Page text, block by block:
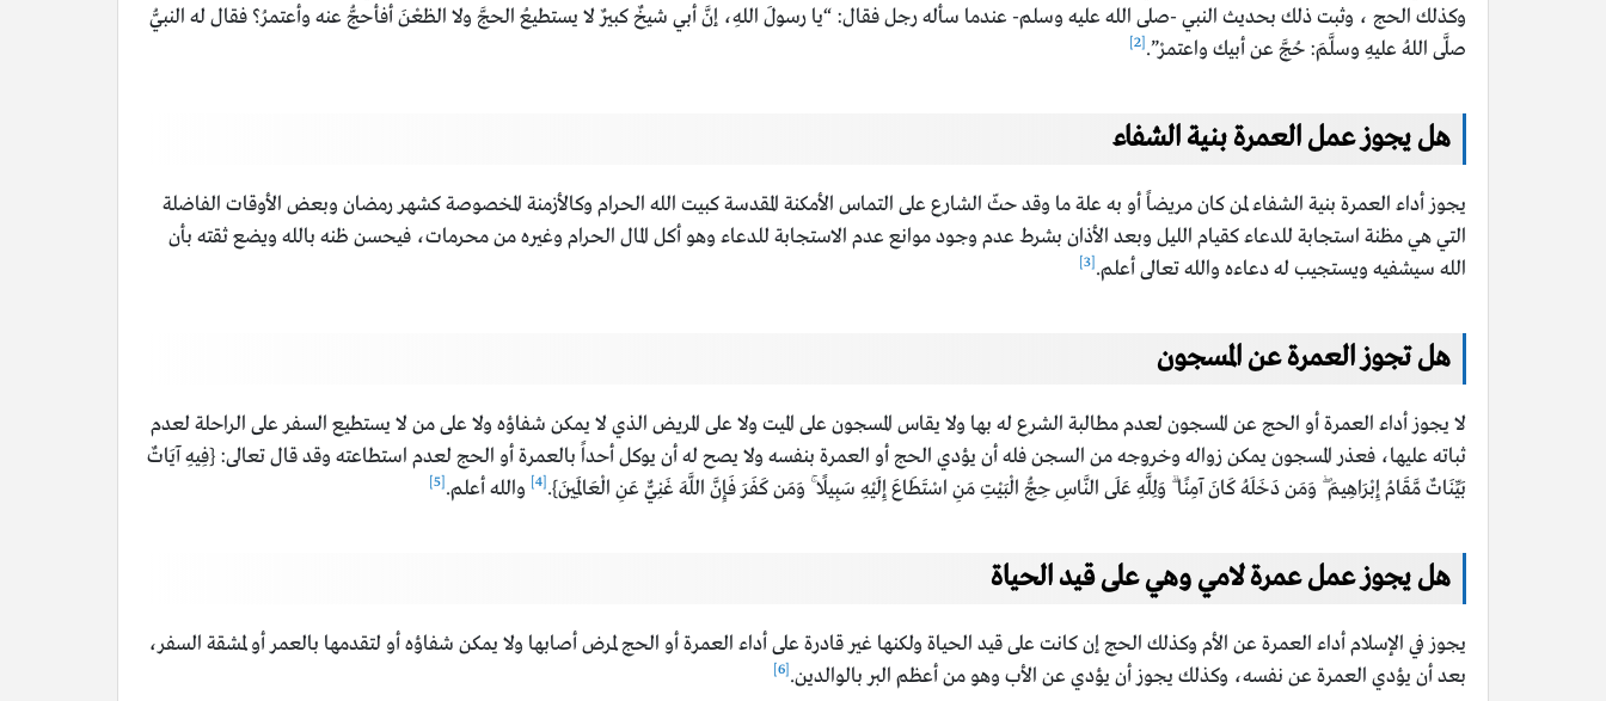
وكذلك الحج ، وثبت ذلك بحديث النبي -صلى الله عليه وسلم- عندما سأله رجل فقال: “يا رسولَ اللهِ، إنَّ أبي شيخٌ كبيرٌ لا يستطيعُ الحجَّ ولا الظعْنَ أفأحجُّ عنه وأعتمرُ؟ فقال له النبيُّ
صلَّى اللهُ عليهِ وسلَّمَ: حُجَّ عن أبيك واعتمرْ”.[2]
هل يجوز عمل العمرة بنية الشفاء
يجوز أداء العمرة بنية الشفاء لمن كان مريضاً أو به علة ما وقد حثّ الشارع على التماس الأمكنة المقدسة كبيت الله الحرام وكالأزمنة المخصوصة كشهر رمضان وبعض الأوقات الفاضلة
التي هي مظنة استجابة للدعاء كقيام الليل وبعد الأذان بشرط عدم وجود موانع عدم الاستجابة للدعاء وهو أكل المال الحرام وغيره من محرمات، فيحسن ظنه بالله ويضع ثقته بأن
الله سيشفيه ويستجيب له دعاءه والله تعالى أعلم.[3]
هل تجوز العمرة عن المسجون
لا يجوز أداء العمرة أو الحج عن المسجون لعدم مطالبة الشرع له بها ولا يقاس المسجون على الميت ولا على المريض الذي لا يمكن شفاؤه ولا على من لا يستطيع السفر على الراحلة لعدم
ثباته عليها، فعذر المسجون يمكن زواله وخروجه من السجن فله أن يؤدي الحج أو العمرة بنفسه ولا يصح له أن يوكل أحداً بالعمرة أو الحج لعدم استطاعته وقد قال تعالى: {فِيهِ آيَاتٌ
بَيِّنَاتٌ مَّقَامُ إِبْرَاهِيمَ ۖ وَمَن دَخَلَهُ كَانَ آمِنًا ۗ وَلِلَّهِ عَلَى النَّاسِ حِجُّ الْبَيْتِ مَنِ اسْتَطَاعَ إِلَيْهِ سَبِيلًا ۚ وَمَن كَفَرَ فَإِنَّ اللَّهَ غَنِيٌّ عَنِ الْعَالَمِينَ}.[4] والله أعلم.[5]
هل يجوز عمل عمرة لامي وهي على قيد الحياة
يجوز في الإسلام أداء العمرة عن الأم وكذلك الحج إن كانت على قيد الحياة ولكنها غير قادرة على أداء العمرة أو الحج لمرض أصابها ولا يمكن شفاؤه أو لتقدمها بالعمر أو لمشقة السفر،
بعد أن يؤدي العمرة عن نفسه، وكذلك يجوز أن يؤدي عن الأب وهو من أعظم البر بالوالدين.[6]